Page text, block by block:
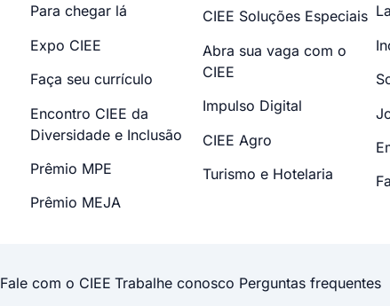
Para chegar lá
Expo CIEE
Faça seu currículo
Encontro CIEE da
Diversidade e Inclusão
Prêmio MPE
Prêmio MEJA
CIEE Soluções Especiais
Abra sua vaga com o
CIEE
Impulso Digital
CIEE Agro
Turismo e Hotelaria
Fale com o CIEE Trabalhe conosco Perguntas frequentes